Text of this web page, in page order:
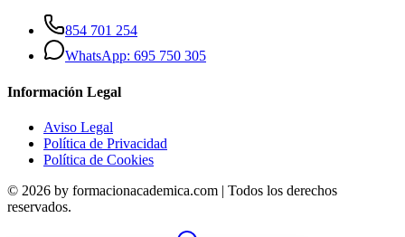
854 701 254
WhatsApp: 695 750 305
Información Legal
Aviso Legal
Política de Privacidad
Política de Cookies
© 2026 by formacionacademica.com | Todos los derechos
reservados.